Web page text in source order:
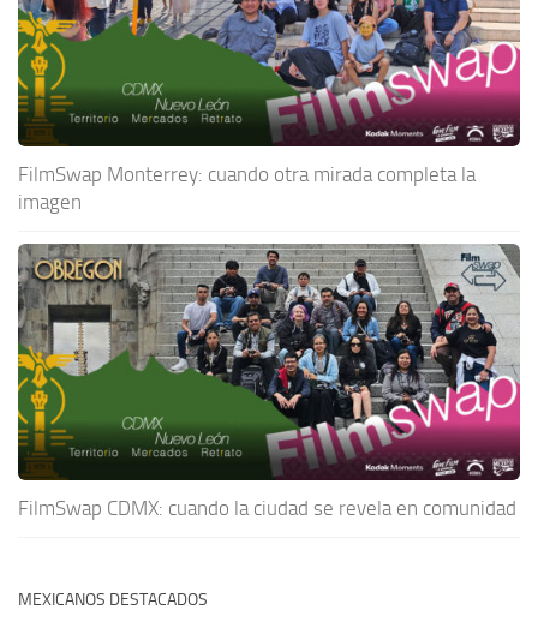
FilmSwap Monterrey: cuando otra mirada completa la
imagen
FilmSwap CDMX: cuando la ciudad se revela en comunidad
MEXICANOS DESTACADOS